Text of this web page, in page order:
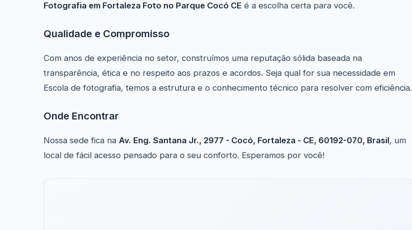
Fotografia em Fortaleza Foto no Parque Cocó CE é a escolha certa para você.
Qualidade e Compromisso
Com anos de experiência no setor, construímos uma reputação sólida baseada na
transparência, ética e no respeito aos prazos e acordos. Seja qual for sua necessidade em
Escola de fotografia, temos a estrutura e o conhecimento técnico para resolver com eficiência.
Onde Encontrar
Nossa sede fica na Av. Eng. Santana Jr., 2977 - Cocó, Fortaleza - CE, 60192-070, Brasil, um
local de fácil acesso pensado para o seu conforto. Esperamos por você!